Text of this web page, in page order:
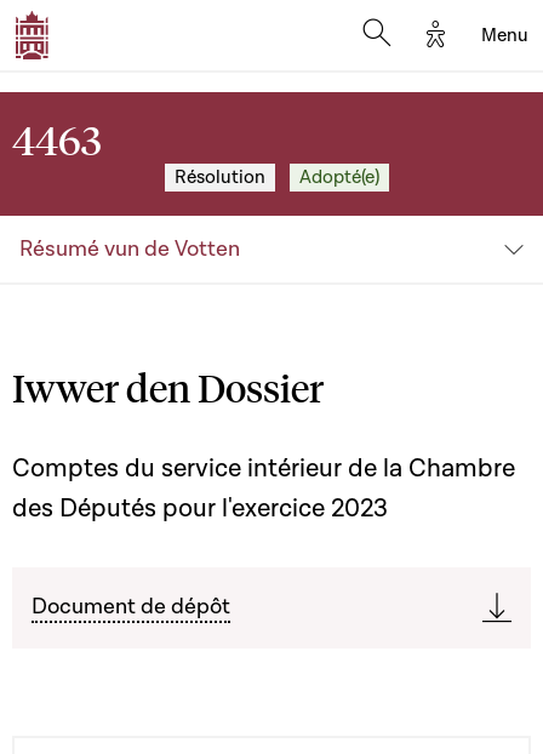
Options
Menu
4463
Résolution Adopté(e)
Résumé vun de Votten
Iwwer den Dossier
Comptes du service intérieur de la Chambre
des Députés pour l'exercice 2023
Document de dépôt